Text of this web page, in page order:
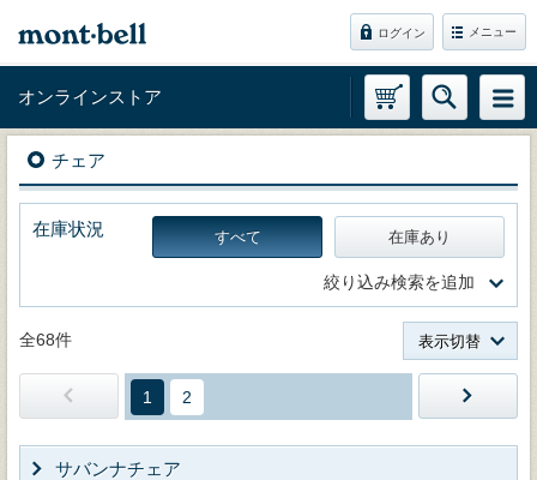
ログイン メニュー
オンラインストア
チェア
在庫状況 すべて 在庫あり
絞り込み検索を追加
全68件 表示切替
1 2
サバンナチェア